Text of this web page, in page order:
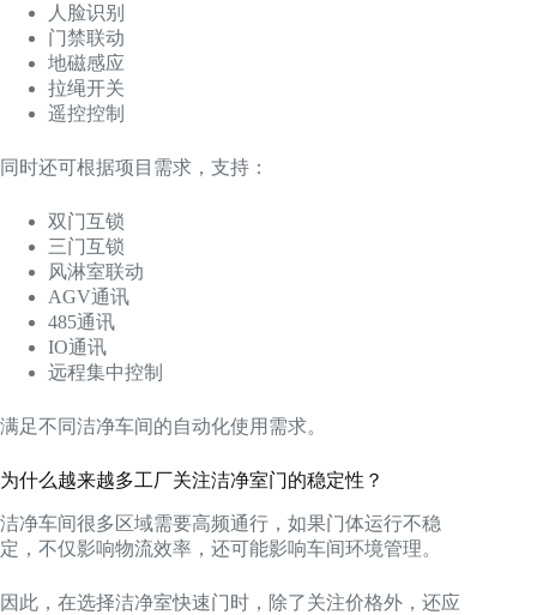
人脸识别
门禁联动
地磁感应
拉绳开关
遥控控制
同时还可根据项目需求，支持：
双门互锁
三门互锁
风淋室联动
AGV通讯
485通讯
IO通讯
远程集中控制
满足不同洁净车间的自动化使用需求。
为什么越来越多工厂关注洁净室门的稳定性？
洁净车间很多区域需要高频通行，如果门体运行不稳
定，不仅影响物流效率，还可能影响车间环境管理。
因此，在选择洁净室快速门时，除了关注价格外，还应